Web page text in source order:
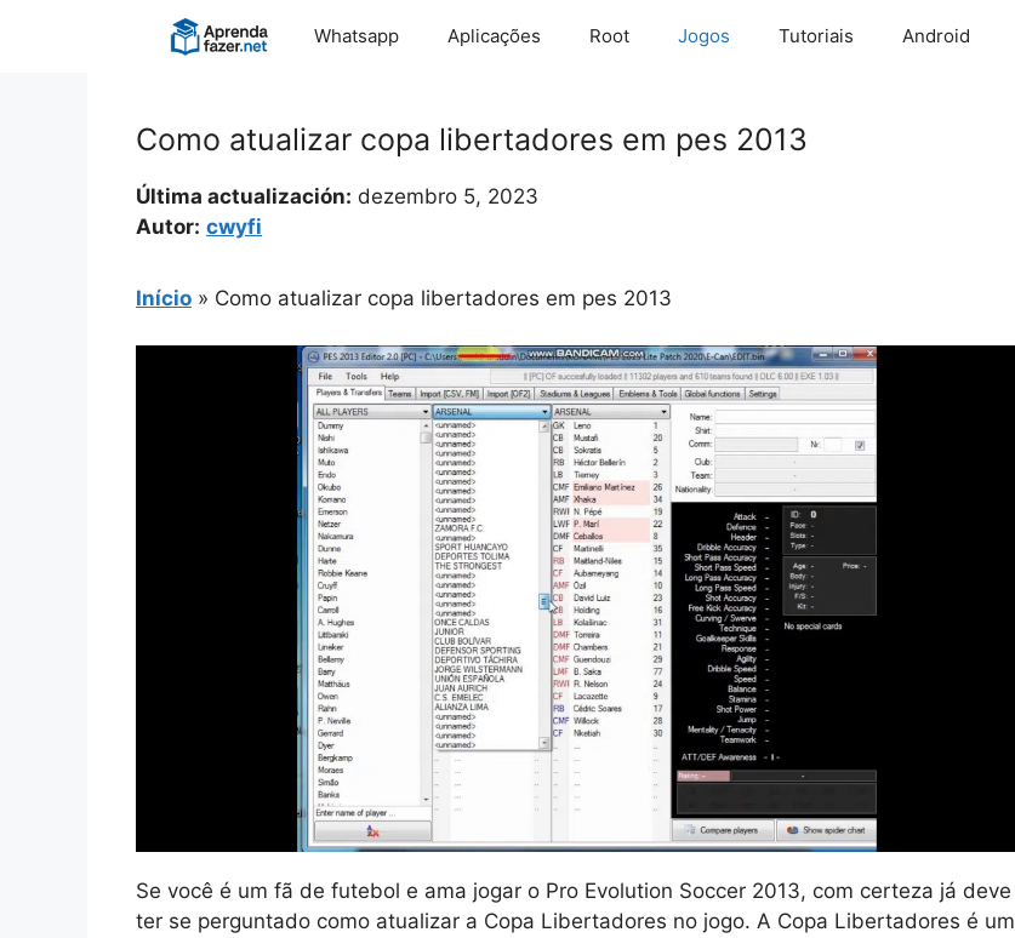
Whatsapp Aplicações Root Jogos Tutoriais Android
Como atualizar copa libertadores em pes 2013
Última actualización: dezembro 5, 2023
Autor: cwyfi
Início » Como atualizar copa libertadores em pes 2013
Se você é um fã de futebol e ama jogar o Pro Evolution Soccer 2013, com certeza já deve
ter se perguntado como atualizar a Copa Libertadores no jogo. A Copa Libertadores é um